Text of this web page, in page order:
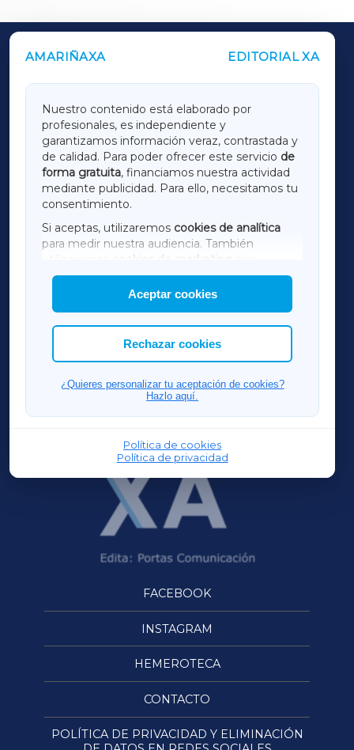
AMARIÑAXA EDITORIAL XA
Nuestro contenido está elaborado por
profesionales, es independiente y
garantizamos información veraz, contrastada y
de calidad. Para poder ofrecer este servicio de
forma gratuita, financiamos nuestra actividad
mediante publicidad. Para ello, necesitamos tu
consentimiento.
Si aceptas, utilizaremos cookies de analítica
para medir nuestra audiencia. También
utilizaremos
cookies de marketing
mostrar publicidad de terceros.
Asimismo, puedes personalizar la elección de
las cookies que deseas permitir.
Aceptar cookies
Rechazar cookies
¿Quieres personalizar tu aceptación de cookies?
Hazlo aquí.
Política de cookies
Política de privacidad
OUTROS PERIÓDICOS
LUGOXA
TERRACHAXA
AMARIÑAXA
RIBEIRASACRAXA
ACORUÑAXA
FERROLXA
OURENSEXA
FACEBOOK
INSTAGRAM
HEMEROTECA
CONTACTO
POLÍTICA DE PRIVACIDAD Y ELIMINACIÓN